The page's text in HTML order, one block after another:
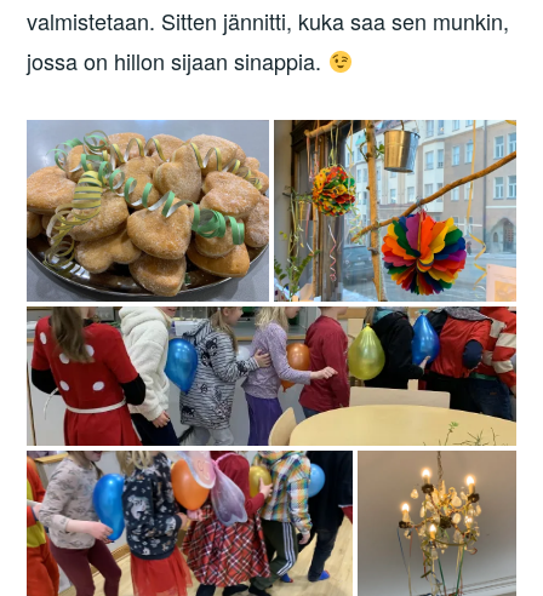
valmistetaan. Sitten jännitti, kuka saa sen munkin,
jossa on hillon sijaan sinappia.